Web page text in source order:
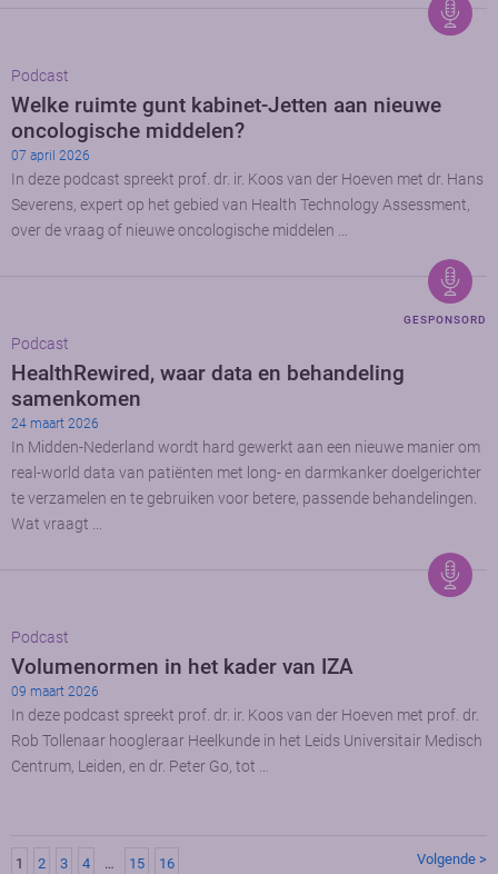
Podcast
Welke ruimte gunt kabinet-Jetten aan nieuwe
oncologische middelen?
07 april 2026
In deze podcast spreekt prof. dr. ir. Koos van der Hoeven met dr. Hans
Severens, expert op het gebied van Health Technology Assessment,
over de vraag of nieuwe oncologische middelen …
GESPONSORD
Podcast
HealthRewired, waar data en behandeling
samenkomen
24 maart 2026
In Midden-Nederland wordt hard gewerkt aan een nieuwe manier om
real-world data van patiënten met long- en darmkanker doelgerichter
te verzamelen en te gebruiken voor betere, passende behandelingen.
Wat vraagt …
Podcast
Volumenormen in het kader van IZA
09 maart 2026
In deze podcast spreekt prof. dr. ir. Koos van der Hoeven met prof. dr.
Rob Tollenaar hoogleraar Heelkunde in het Leids Universitair Medisch
Centrum, Leiden, en dr. Peter Go, tot …
1 2 3 4 … 15 16 Volgende >